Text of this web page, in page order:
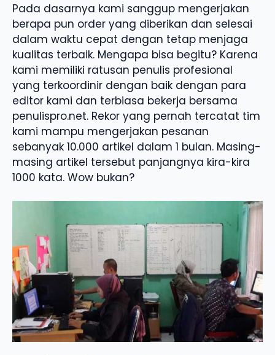
Pada dasarnya kami sanggup mengerjakan
berapa pun order yang diberikan dan selesai
dalam waktu cepat dengan tetap menjaga
kualitas terbaik. Mengapa bisa begitu? Karena
kami memiliki ratusan penulis profesional
yang terkoordinir dengan baik dengan para
editor kami dan terbiasa bekerja bersama
penulispro.net. Rekor yang pernah tercatat tim
kami mampu mengerjakan pesanan
sebanyak 10.000 artikel dalam 1 bulan. Masing-
masing artikel tersebut panjangnya kira-kira
1000 kata. Wow bukan?